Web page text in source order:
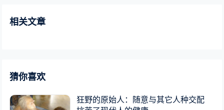
相关文章
猜你喜欢
狂野的原始人：随意与其它人种交配